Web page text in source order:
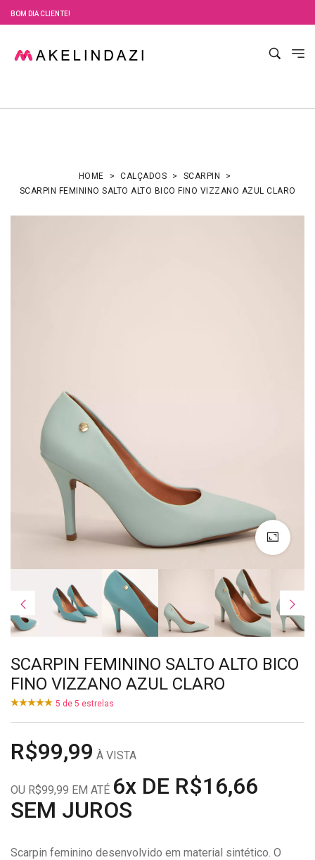
BOM DIA CLIENTE!
HOME CALÇADOS
SCARPIN
SCARPIN FEMININO SALTO ALTO BICO FINO VIZZANO AZUL CLARO
SCARPIN FEMININO SALTO ALTO BICO
FINO VIZZANO AZUL CLARO
5 de 5 estrelas
R$99,99 À VISTA
OU R$99,99 EM ATÉ 6x DE R$16,66
SEM JUROS
Scarpin feminino desenvolvido em material sintético. O